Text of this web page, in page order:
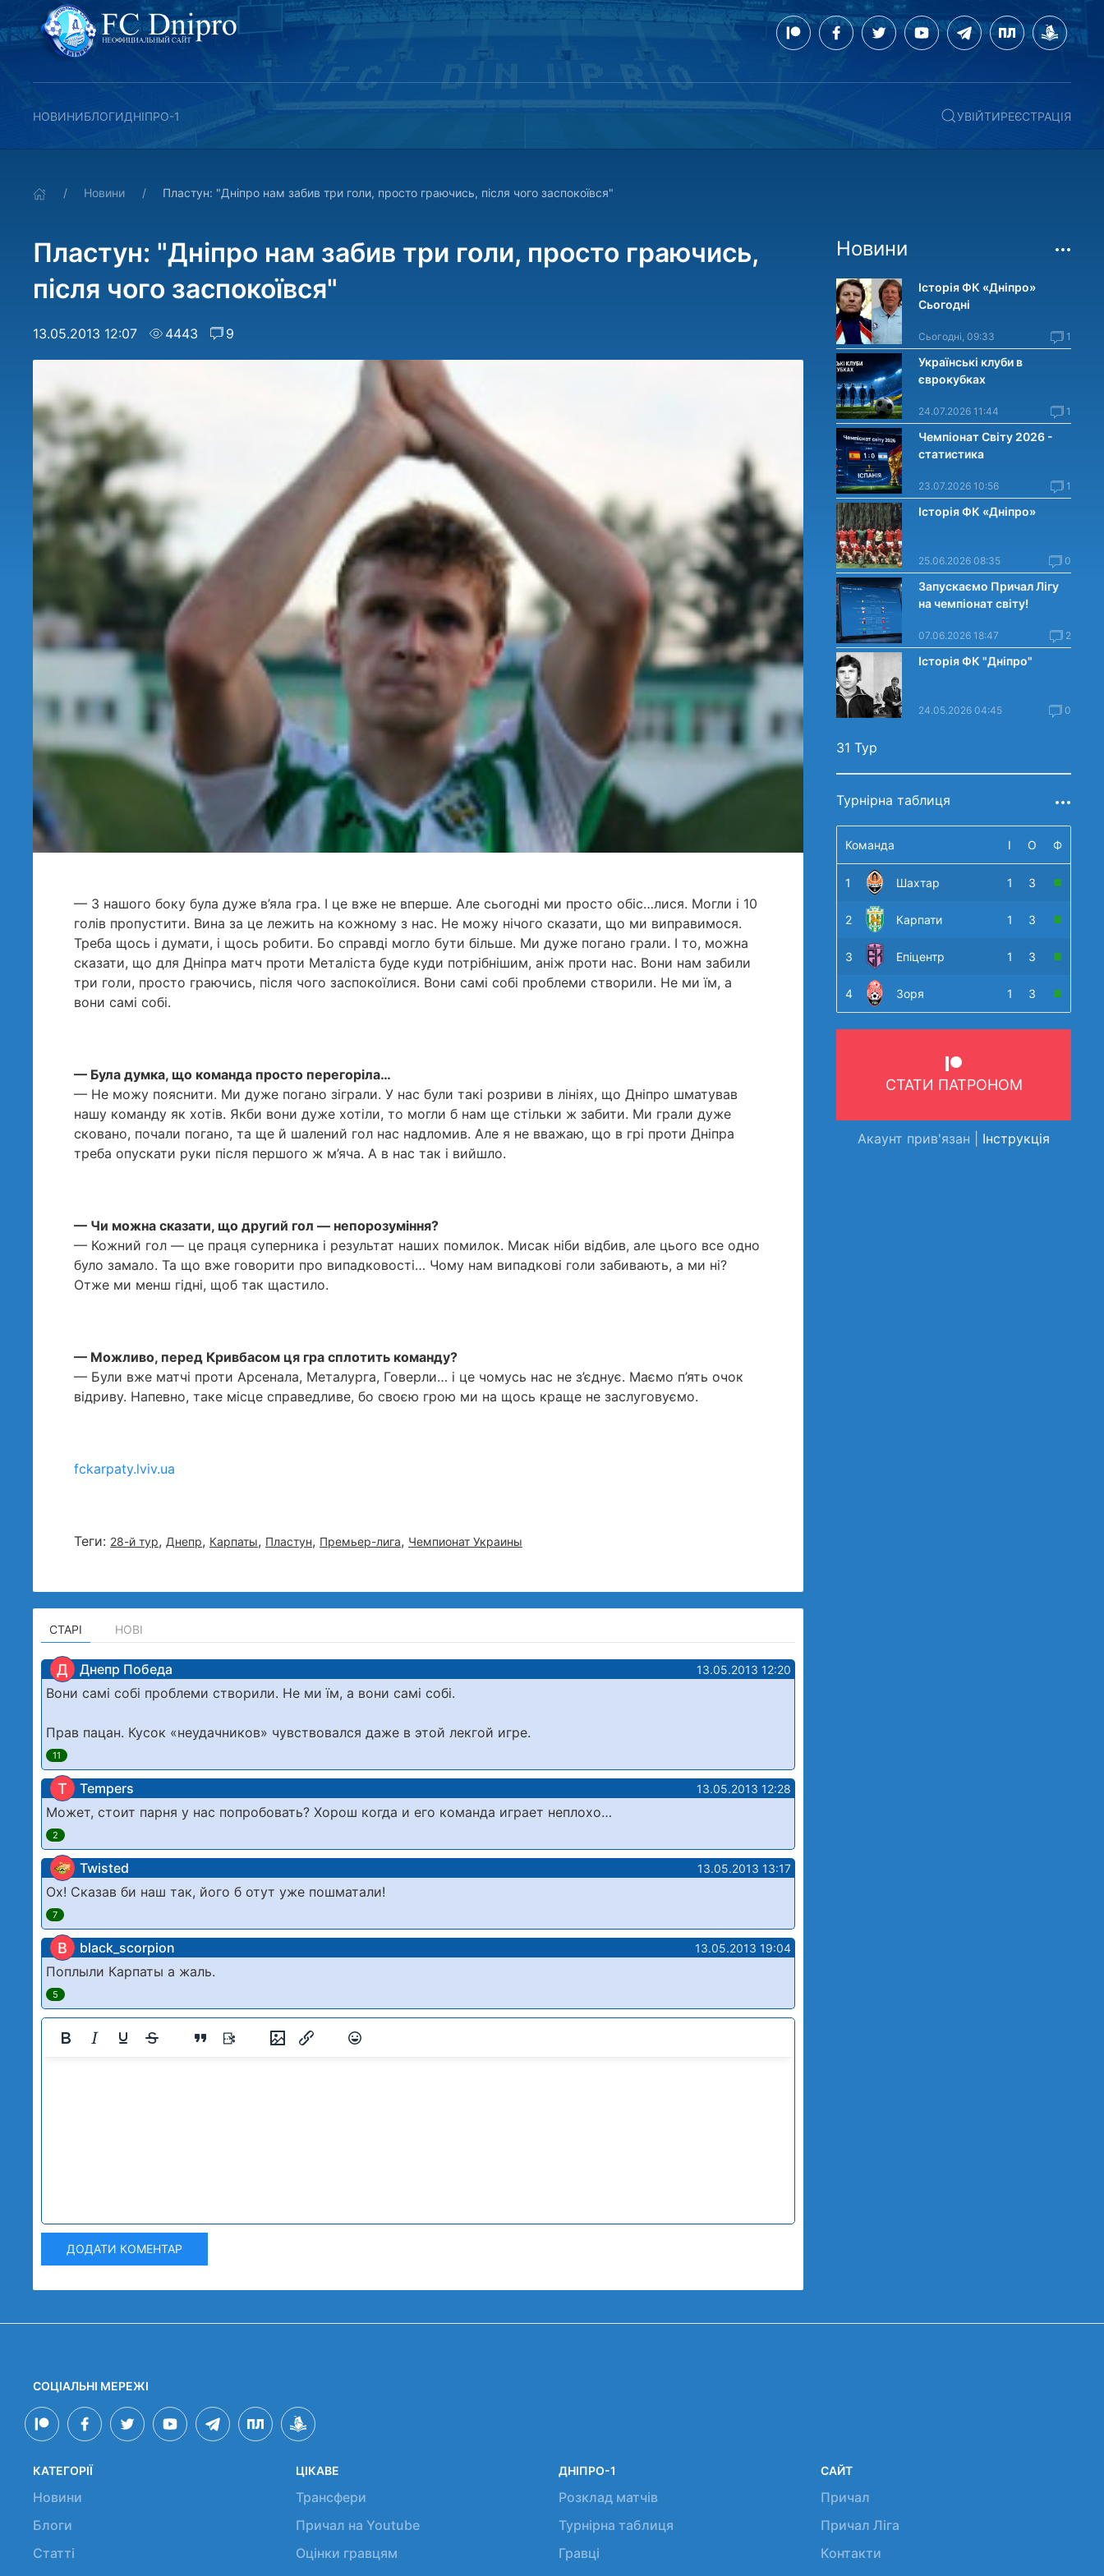
НОВИНИБЛОГИДНІПРО-1 УВІЙТИРЕЄСТРАЦІЯ
Новини Пластун: "Дніпро нам забив три голи, просто граючись, після чого заспокоївся"
Пластун: "Дніпро нам забив три голи, просто граючись,
після чого заспокоївся"
13.05.2013 12:07 4443 9
— З нашого боку була дуже в’яла гра. І це вже не вперше. Але сьогодні ми просто обіс…лися. Могли і 10
голів пропустити. Вина за це лежить на кожному з нас. Не можу нічого сказати, що ми виправимося.
Треба щось і думати, і щось робити. Бо справді могло бути більше. Ми дуже погано грали. І то, можна
сказати, що для Дніпра матч проти Металіста буде куди потрібнішим, аніж проти нас. Вони нам забили
три голи, просто граючись, після чого заспокоїлися. Вони самі собі проблеми створили. Не ми їм, а
вони самі собі.
— Була думка, що команда просто перегоріла…
— Не можу пояснити. Ми дуже погано зіграли. У нас були такі розриви в лініях, що Дніпро шматував
нашу команду як хотів. Якби вони дуже хотіли, то могли б нам ще стільки ж забити. Ми грали дуже
сковано, почали погано, та ще й шалений гол нас надломив. Але я не вважаю, що в грі проти Дніпра
треба опускати руки після першого ж м’яча. А в нас так і вийшло.
— Чи можна сказати, що другий гол — непорозуміння?
— Кожний гол — це праця суперника і результат наших помилок. Мисак ніби відбив, але цього все одно
було замало. Та що вже говорити про випадковості… Чому нам випадкові голи забивають, а ми ні?
Отже ми менш гідні, щоб так щастило.
— Можливо, перед Кривбасом ця гра сплотить команду?
— Були вже матчі проти Арсенала, Металурга, Говерли… і це чомусь нас не з’єднує. Маємо п’ять очок
відриву. Напевно, таке місце справедливе, бо своєю грою ми на щось краще не заслуговуємо.
fckarpaty.lviv.ua
Теги: 28-й тур, Днепр, Карпаты, Пластун, Премьер-лига, Чемпионат Украины
СТАРІ НОВІ
Д Днепр Победа 13.05.2013 12:20
Вони самі собі проблеми створили. Не ми їм, а вони самі собі.
Прав пацан. Кусок «неудачников» чувствовался даже в этой лекгой игре.
11
T Tempers 13.05.2013 12:28
Может, стоит парня у нас попробовать? Хорош когда и его команда играет неплохо…
2
Twisted 13.05.2013 13:17
Ох! Сказав би наш так, його б отут уже пошматали!
7
B black_scorpion 13.05.2013 19:04
Поплыли Карпаты а жаль.
5
ДОДАТИ КОМЕНТАР
Новини
Історія ФК «Дніпро»
Сьогодні
Сьогодні, 09:33 1
Українські клуби в
єврокубках
24.07.2026 11:44 1
Чемпіонат Світу 2026 -
статистика
23.07.2026 10:56 1
Історія ФК «Дніпро»
25.06.2026 08:35 0
Запускаємо Причал Лігу
на чемпіонат світу!
07.06.2026 18:47 2
Історія ФК "Дніпро"
24.05.2026 04:45 0
31 Тур
Турнірна таблиця
Команда І О Ф
1 Шахтар 1 3
2 Карпати 1 3
3 Епіцентр 1 3
4 Зоря 1 3
СТАТИ ПАТРОНОМ
Акаунт прив'язан | Інструкція
СОЦІАЛЬНІ МЕРЕЖІ
КАТЕГОРІЇ
Новини
Блоги
Статті
ЦІКАВЕ
Трансфери
Причал на Youtube
Оцінки гравцям
ДНІПРО-1
Розклад матчів
Турнірна таблиця
Гравці
САЙТ
Причал
Причал Ліга
Контакти